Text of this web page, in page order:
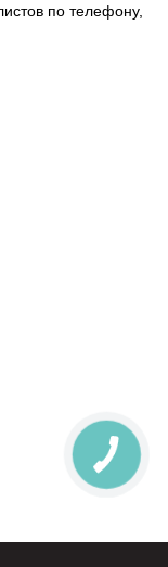
по телефону,